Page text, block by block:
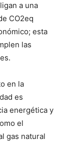
a una
CO2eq
esta
las
en la
es
energética y
el
gas natural